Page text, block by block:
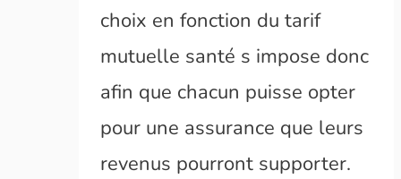
choix en fonction du tarif
mutuelle santé s impose donc
afin que chacun puisse opter
pour une assurance que leurs
revenus pourront supporter.